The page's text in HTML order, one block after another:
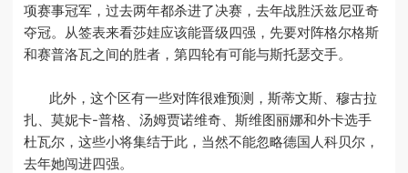
项赛事冠军，过去两年都杀进了决赛，去年战胜沃兹尼亚奇
夺冠。从签表来看莎娃应该能晋级四强，先要对阵格尔格斯
和赛普洛瓦之间的胜者，第四轮有可能与斯托瑟交手。
此外，这个区有一些对阵很难预测，斯蒂文斯、穆古拉
扎、莫妮卡-普格、汤姆贾诺维奇、斯维图丽娜和外卡选手
杜瓦尔，这些小将集结于此，当然不能忽略德国人科贝尔，
去年她闯进四强。